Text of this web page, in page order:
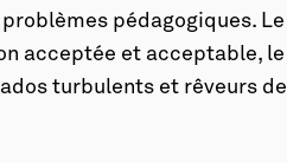
pédagogiques. Le
acceptée et acceptable, le
turbulents et rêveurs de